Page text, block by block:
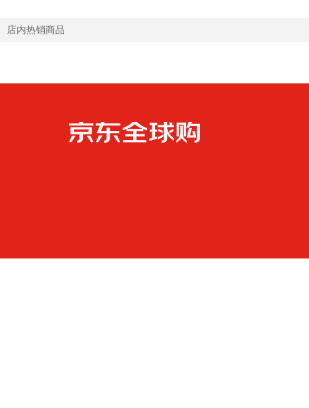
店内热销商品